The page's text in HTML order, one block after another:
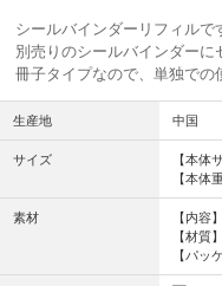
シールバインダーリフィルで
別売りのシールバインダー
冊子タイプなので、単独での
生産地 中国
サイズ
【本体
【本体
素材
【内容
【材質
【パッ